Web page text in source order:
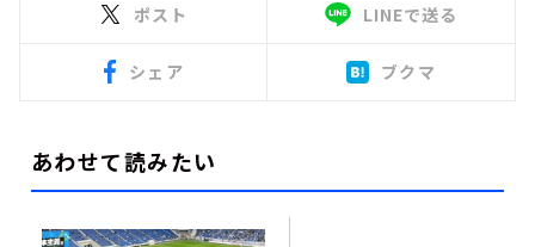
ポスト LINEで送る
シェア ブクマ
あわせて読みたい